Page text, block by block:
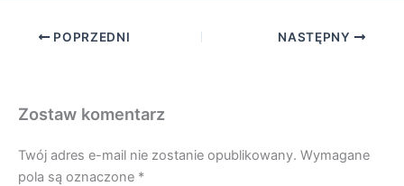
POPRZEDNI NASTĘPNY
Zostaw komentarz
Twój adres e-mail nie zostanie opublikowany. Wymagane
pola są oznaczone *